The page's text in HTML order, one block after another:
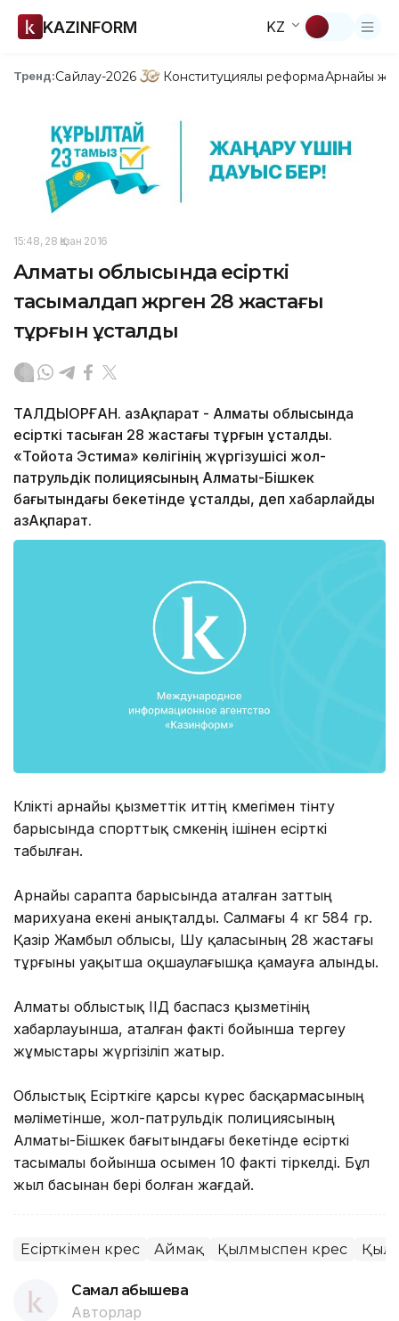
KAZINFORM KZ
Тренд:Сайлау-2026 Конституциялық реформаАрнайы
15:48, 28 Қазан 2016
Алматы облысында есірткі
тасымалдап жүрген 28 жастағы
тұрғын ұсталды
ТАЛДЫҚОРҒАН. ҚазАқпарат - Алматы облысында
есірткі тасыған 28 жастағы тұрғын ұсталды.
«Тойота Эстима» көлігінің жүргізушісі жол-
патрульдік полициясының Алматы-Бішкек
бағытындағы бекетінде ұсталды, деп хабарлайды
ҚазАқпарат.
Көлікті арнайы қызметтік иттің көмегімен тінту
барысында спорттық сөмкенің ішінен есірткі
табылған.
Арнайы сарапта барысында аталған заттың
марихуана екені анықталды. Салмағы 4 кг 584 гр.
Қазір Жамбыл облысы, Шу қаласының 28 жастағы
тұрғыны уақытша оқшаулағышқа қамауға алынды.
Алматы облыстық ІІД баспасөз қызметінің
хабарлауынша, аталған факті бойынша тергеу
жұмыстары жүргізіліп жатыр.
Облыстық Есірткіге қарсы күрес басқармасының
мәліметінше, жол-патрульдік полициясының
Алматы-Бішкек бағытындағы бекетінде есірткі
тасымалы бойынша осымен 10 факті тіркелді. Бұл
жыл басынан бері болған жағдай.
Есірткімен күрес Аймақ Қылмыспен күрес
Самал Қабышева
Авторлар